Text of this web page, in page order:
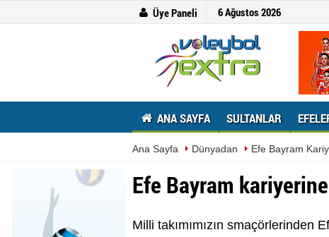
Üye Paneli 6 Ağustos 2026
ANA SAYFA SULTANLAR
Ana Sayfa Dünyadan Efe Bayram
Efe Bayram
Milli takımımızın